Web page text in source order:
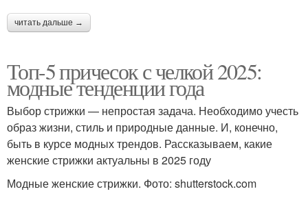
читать дальше →
Топ-5 причесок с челкой 2025:
модные тенденции года
Выбор стрижки — непростая задача. Необходимо учесть
образ жизни, стиль и природные данные. И, конечно,
быть в курсе модных трендов. Рассказываем, какие
женские стрижки актуальны в 2025 году
Модные женские стрижки. Фото: shutterstock.com